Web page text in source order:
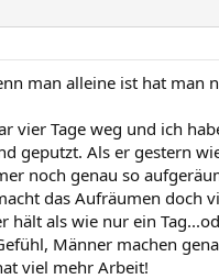
man alleine ist hat man
vier Tage weg und ich
geputzt. Als er gestern
noch genau so
das Aufräumen doch
hält als wie nur ein
Männer machen
viel mehr Arbeit!